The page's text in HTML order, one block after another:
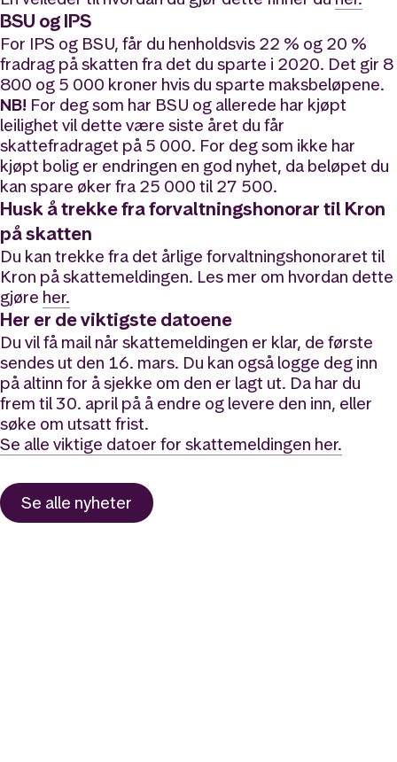
BSU og IPS
For IPS og BSU, får du henholdsvis 22 % og 20 %
fradrag på skatten fra det du sparte i 2020. Det gir 8
800 og 5 000 kroner hvis du sparte maksbeløpene.
NB! For deg som har BSU og allerede har kjøpt
leilighet vil dette være siste året du får
skattefradraget på 5 000. For deg som ikke har
kjøpt bolig er endringen en god nyhet, da beløpet du
kan spare øker fra 25 000 til 27 500.
Husk å trekke fra forvaltningshonorar til Kron
på skatten
Du kan trekke fra det årlige forvaltningshonoraret til
Kron på skattemeldingen. Les mer om hvordan dette
gjøre her.
Her er de viktigste datoene
Du vil få mail når skattemeldingen er klar, de første
sendes ut den 16. mars. Du kan også logge deg inn
på altinn for å sjekke om den er lagt ut. Da har du
frem til 30. april på å endre og levere den inn, eller
søke om utsatt frist.
Se alle viktige datoer for skattemeldingen her.
Se alle nyheter